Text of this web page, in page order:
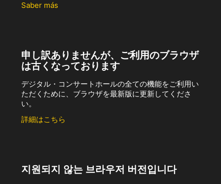
Saber más
申し訳ありませんが、ご利用のブラウザ
は古くなっております
デジタル・コンサートホールの全ての機能をご利用い
ただくために、ブラウザを最新版に更新してくださ
い。
詳細はこちら
지원되지 않는 브라우저 버전입니다